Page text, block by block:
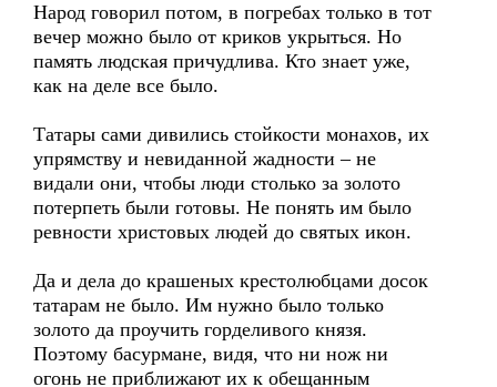
Народ говорил потом, в погребах только в тот
вечер можно было от криков укрыться. Но
память людская причудлива. Кто знает уже,
как на деле все было.
Татары сами дивились стойкости монахов, их
упрямству и невиданной жадности – не
видали они, чтобы люди столько за золото
потерпеть были готовы. Не понять им было
ревности христовых людей до святых икон.
Да и дела до крашеных крестолюбцами досок
татарам не было. Им нужно было только
золото да проучить горделивого князя.
Поэтому басурмане, видя, что ни нож ни
огонь не приближают их к обещанным